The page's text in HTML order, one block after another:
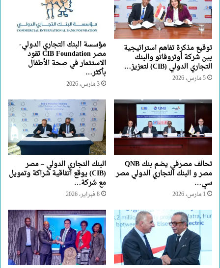
توقيع مذكرة تفاهم استراتيجية
بين شركة أوتروفاتو والبنك
التجاري الدولي (CIB) لتعزيز…
5 مارس، 2026
مؤسسة البنك التجاري الدولي-
مصر CIB Foundation تقود
الاستثمار في صحة الأطفال
بأكثر…
3 مارس، 2026
تحالف مصرفي يضم بنك QNB
مصر و البنك التجاري الدولي مصر
سي…
1 مارس، 2026
البنك التجاري الدولي – مصر
(CIB) يوقع اتفاقية شراكة وتمويل
مع شركة…
8 فبراير، 2026